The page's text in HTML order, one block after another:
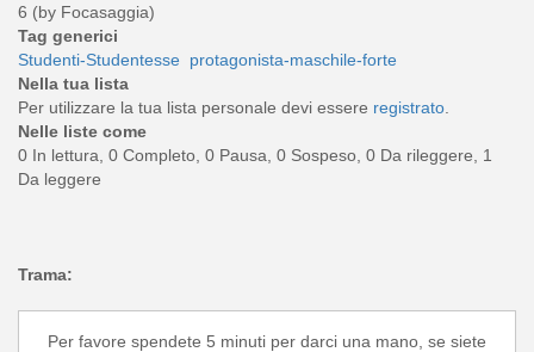
6 (by Focasaggia)
Tag generici
Studenti-Studentesse protagonista-maschile-forte
Nella tua lista
Per utilizzare la tua lista personale devi essere registrato.
Nelle liste come
0 In lettura, 0 Completo, 0 Pausa, 0 Sospeso, 0 Da rileggere, 1
Da leggere
Trama:
Per favore spendete 5 minuti per darci una mano, se siete